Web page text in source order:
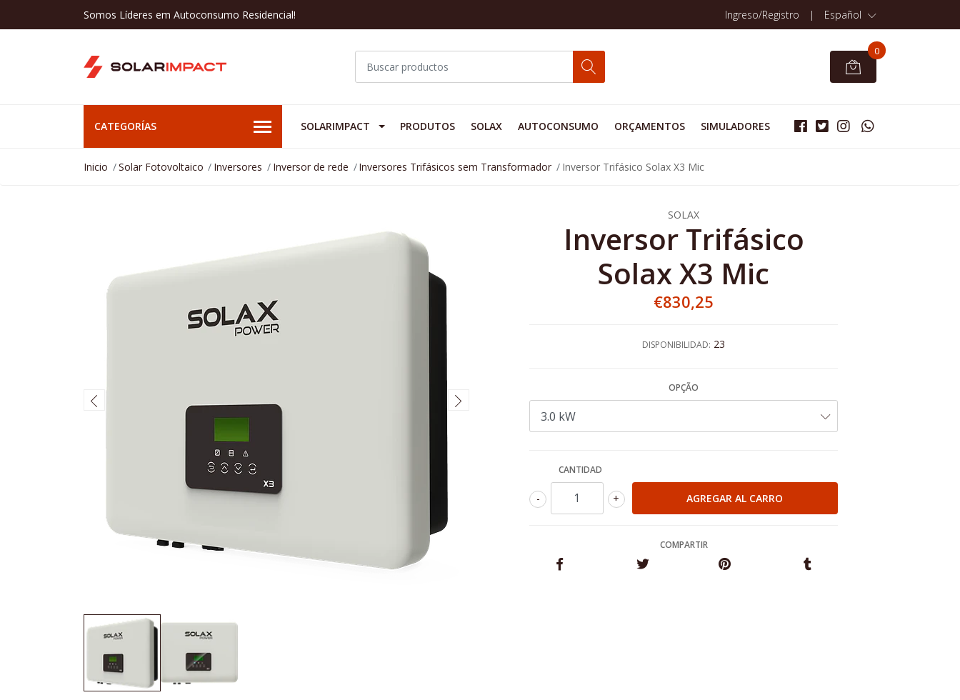
Somos Líderes em Autoconsumo Residencial! Ingreso/Registro | Español
0
CATEGORÍAS SOLARIMPACT PRODUTOS SOLAX AUTOCONSUMO ORÇAMENTOS SIMULADORES
Inicio Solar Fotovoltaico Inversores Inversor de rede Inversores Trifásicos sem Transformador Inversor Trifásico Solax X3 Mic
SOLAX
Inversor Trifásico
Solax X3 Mic
€830,25
DISPONIBILIDAD: 23
OPÇÃO
CANTIDAD
+
-
COMPARTIR